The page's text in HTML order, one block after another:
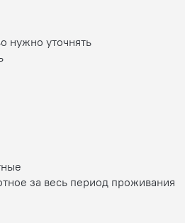
нужно уточнять
за весь период проживания